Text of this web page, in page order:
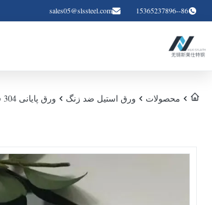
86--15365237896
sales05@slssteel.com
محصولات ورق استیل ضد زنگ ورق پایانی 304 فولاد ضد زنگ شماره 8 0.1-15 میلی متر برای ساخت و ساز و دکوراسیون